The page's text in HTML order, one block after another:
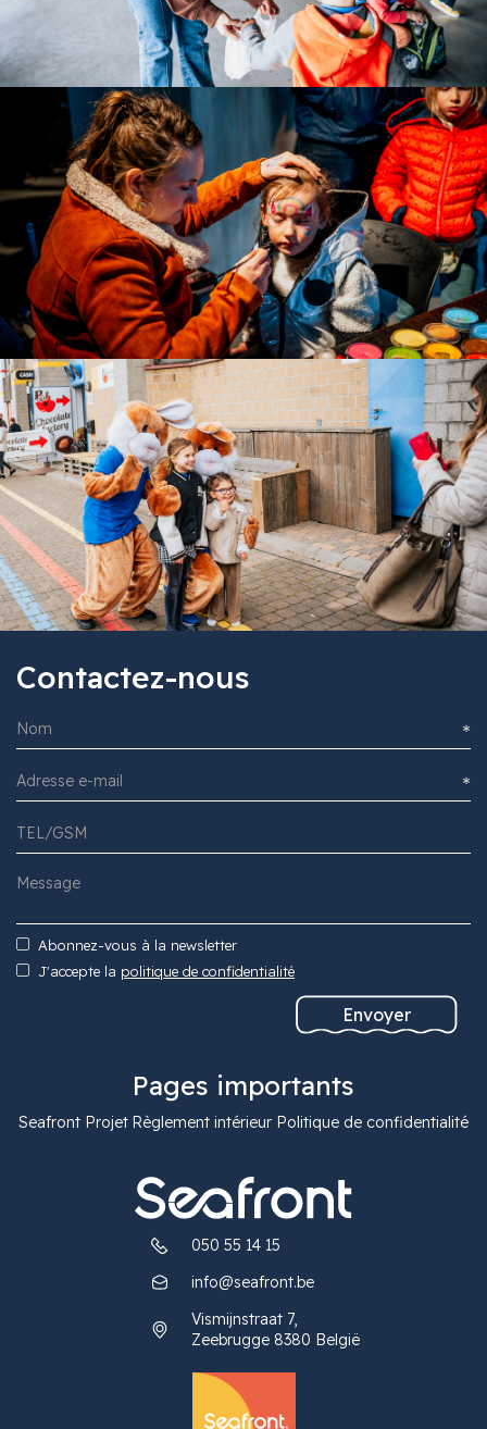
Contactez-nous
Abonnez-vous à la newsletter
J'accepte la politique de confidentialité
Pages importants
Seafront Projet Règlement intérieur Politique de confidentialité
050 55 14 15
info@seafront.be
Vismijnstraat 7,
Zeebrugge 8380 België